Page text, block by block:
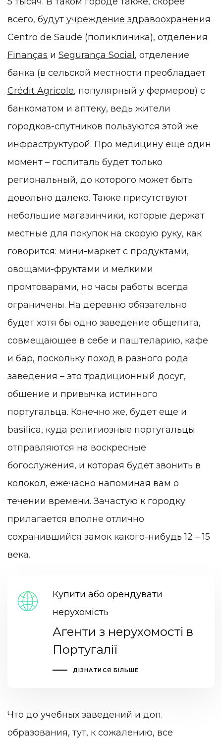
всего, будут учреждение здравоохранения
Centro de Saude (поликлиника), отделения
Finanças и Segurança Social, отделение
банка (в сельской местности преобладает
Crédit Agricole, популярный у фермеров) с
банкоматом и аптеку, ведь жители
городков-спутников пользуются этой же
инфраструктурой. Про медицину еще один
момент – госпиталь будет только
региональный, до которого может быть
довольно далеко. Также присутствуют
небольшие магазинчики, которые держат
местные для покупок на скорую руку, как
говорится: мини-маркет с продуктами,
овощами-фруктами и мелкими
промтоварами, но часы работы всегда
ограничены. На деревню обязательно
будет хотя бы одно заведение общепита,
совмещающее в себе и паштеларию, кафе
и бар, поскольку поход в разного рода
заведения – это традиционный досуг,
общение и привычка истинного
португальца. Конечно же, будет еще и
basilica, куда религиозные португальцы
отправляются на воскресные
богослужения, и которая будет звонить в
колокол, ежечасно напоминая вам о
течении времени. Зачастую к городку
прилагается вполне отлично
сохранившийся замок какого-нибудь 12 – 15
века.
Купити або орендувати
нерухомість
Агенти з нерухомості в
Португалії
ДІЗНАТИСЯ БІЛЬШЕ
Что до учебных заведений и доп.
образования, тут, к сожалению, все